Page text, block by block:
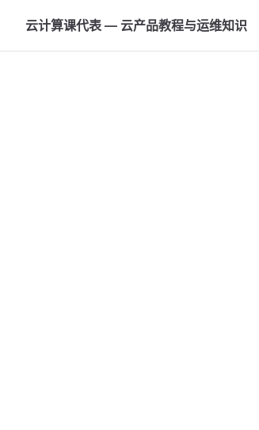
Skip to content
云计算课代表 — 云产品教程与运维知识